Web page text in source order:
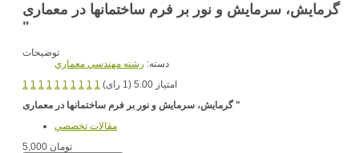
گرمایش، سرمایش و نور بر فرم ساختمانها در معماری
"
توضیحات
دسته: رشته مهندسي معماري
1 1 1 1 1 1 1 1 1 1
امتیاز 5.00 (1 رای)
گرمایش، سرمایشو نور بر فرم ساختمانها در معماری "
مقالات تخصصي
5,000 تومان